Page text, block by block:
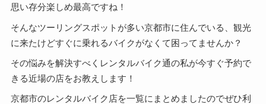
思い存分楽しめ最高ですね！
そんなツーリングスポットが多い京都市に住んでいる、観光
に来たけどすぐに乗れるバイクがなくて困ってませんか？
その悩みを解決すべくレンタルバイク通の私が今すぐ予約で
きる近場の店をお教えします！
京都市のレンタルバイク店を一覧にまとめましたのでぜひ利